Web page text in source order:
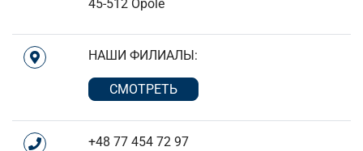
45-512 Opole
НАШИ ФИЛИАЛЫ:
СМОТРЕТЬ
+48 77 454 72 97